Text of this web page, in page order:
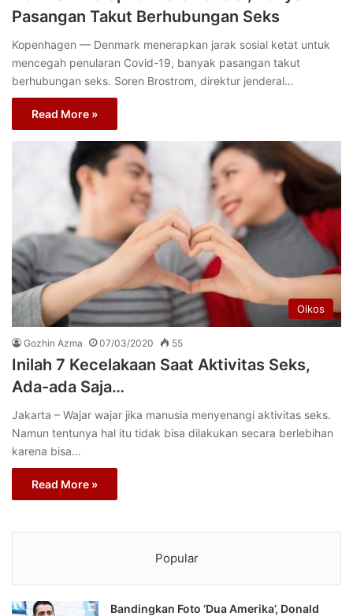
Pasangan Takut Berhubungan Seks
Kopenhagen — Denmark menerapkan jarak sosial ketat untuk
mencegah penularan Covid-19, banyak pasangan takut
berhubungan seks. Soren Brostrom, direktur jenderal…
Read More »
Oikos
Gozhin Azma 07/03/2020 55
Inilah 7 Kecelakaan Saat Aktivitas Seks,
Ada-ada Saja…
Jakarta – Wajar wajar jika manusia menyenangi aktivitas seks.
Namun tentunya hal itu tidak bisa dilakukan secara berlebihan
karena bisa…
Read More »
Popular
Bandingkan Foto ‘Dua Amerika’, Donald